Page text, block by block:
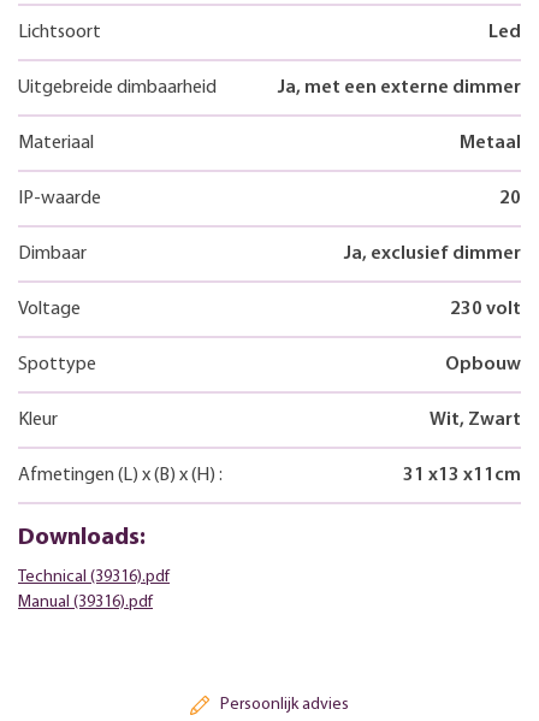
Lichtsoort Led
Uitgebreide dimbaarheid Ja, met een externe dimmer
Materiaal Metaal
IP-waarde 20
Dimbaar Ja, exclusief dimmer
Voltage 230 volt
Spottype Opbouw
Kleur Wit, Zwart
Afmetingen (L) x(B) x(H) : 31 x13 x11 cm
Downloads:
Technical (39316).pdf
Manual (39316).pdf
Persoonlijk advies